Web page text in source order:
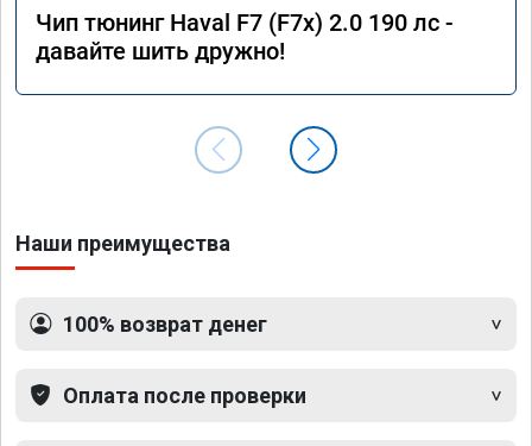
Чип тюнинг Haval F7 (F7x) 2.0 190 лс -
давайте шить дружно!
Наши преимущества
100% возврат денег
Оплата после проверки